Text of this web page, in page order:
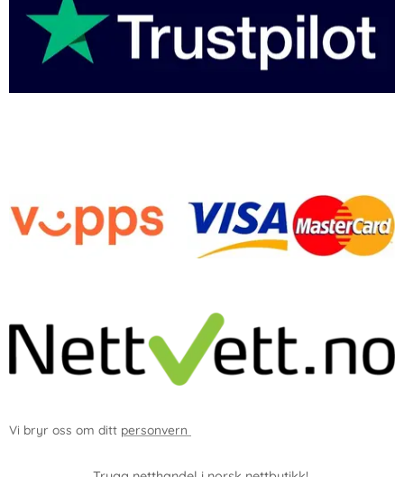
Vi bryr oss om ditt personvern